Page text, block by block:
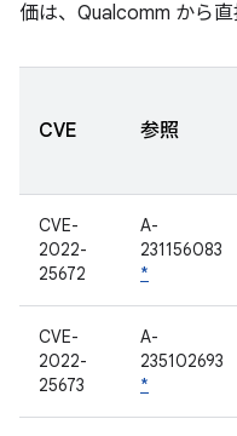
価は、Qualcomm から直
CVE 参照
CVE-
2022-
25672
A-
231156083
*
CVE-
2022-
25673
A-
235102693
*